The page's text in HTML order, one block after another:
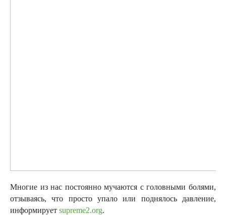
Многие из нас постоянно мучаются с головными болями,
отзываясь, что просто упало или поднялось давление,
информирует supreme2.org.